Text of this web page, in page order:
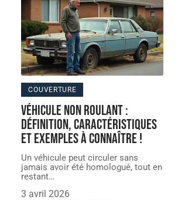
COUVERTURE
Véhicule non roulant :
définition, caractéristiques
et exemples à connaître !
Un véhicule peut circuler sans
jamais avoir été homologué, tout en
restant…
3 avril 2026